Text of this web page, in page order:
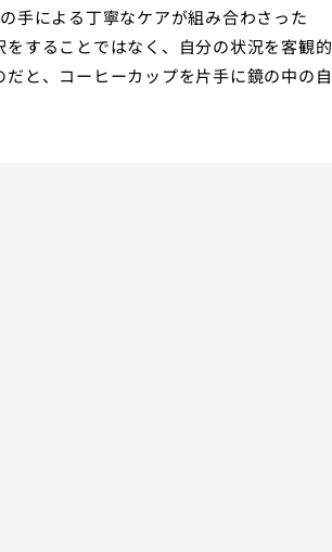
手による丁寧なケアが組み合わさった
することではなく、自分の状況を客観的
と、コーヒーカップを片手に鏡の中の自